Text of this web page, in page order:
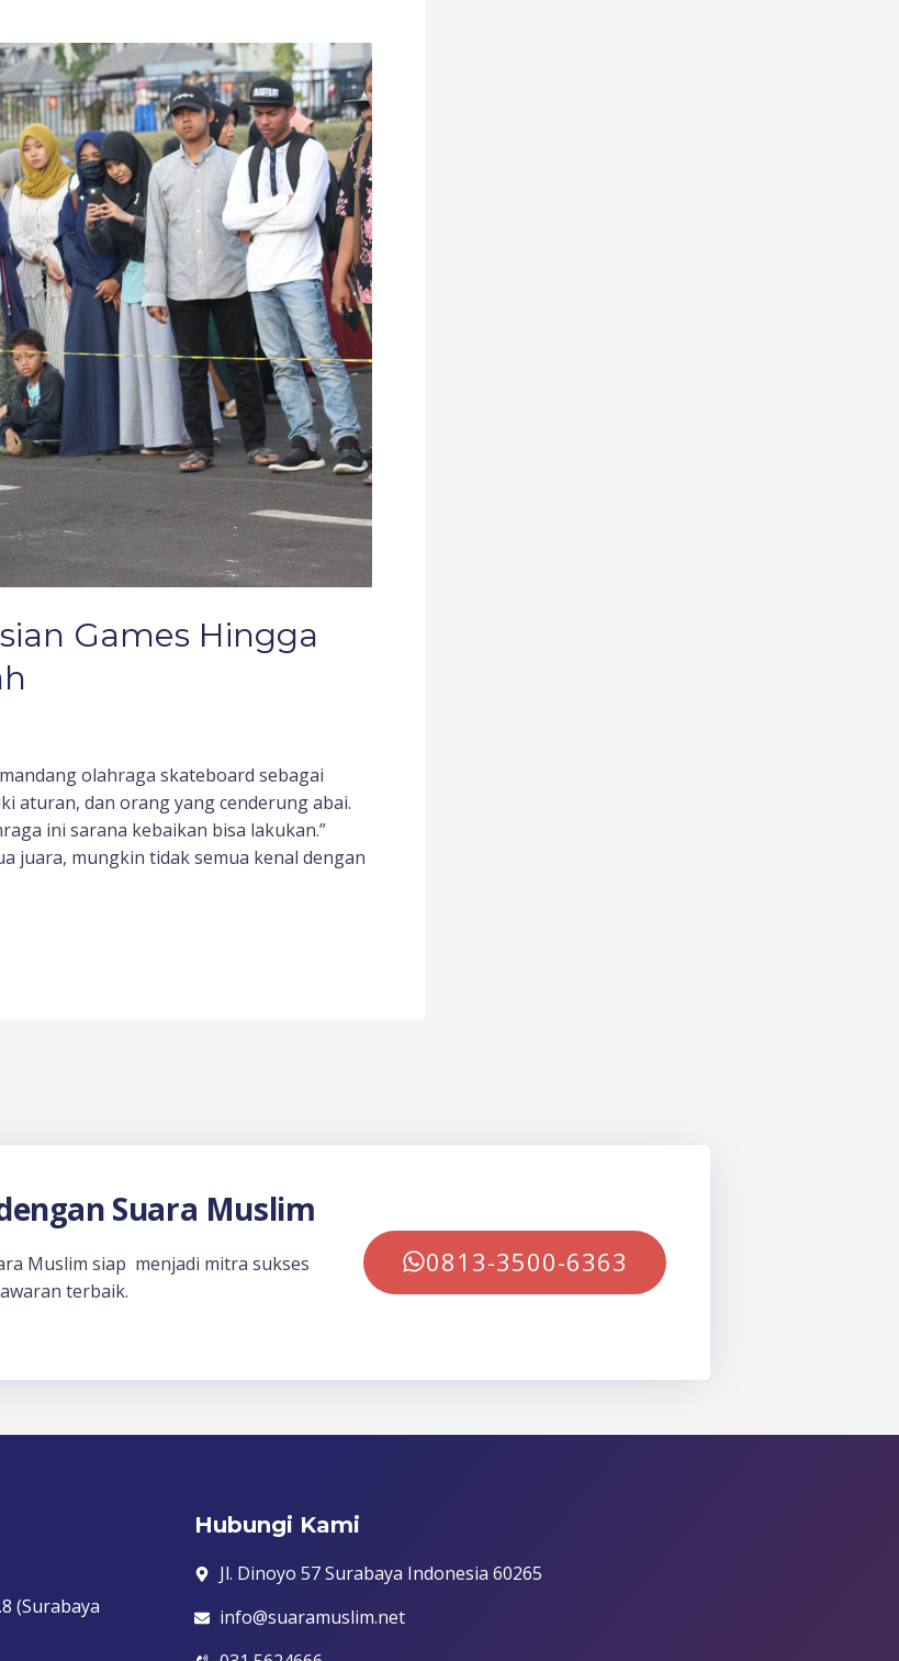
Games Hingga
olahraga skateboard sebagai
aturan, dan orang yang cenderung abai.
ini sarana kebaikan bisa lakukan.”
juara, mungkin tidak semua kenal dengan
Suara Muslim
Muslim siap menjadi mitra sukses
terbaik.
0813-3500-6363
(Surabaya
Hubungi Kami
Jl. Dinoyo 57 Surabaya Indonesia 60265
info@suaramuslim.net